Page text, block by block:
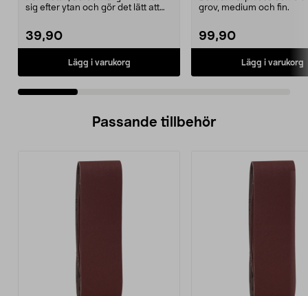
sig efter ytan och gör det lätt att
39,90
Lägg i varukorg
grov, medium och fin.
99,90
Lägg i varukorg
Passande tillbehör